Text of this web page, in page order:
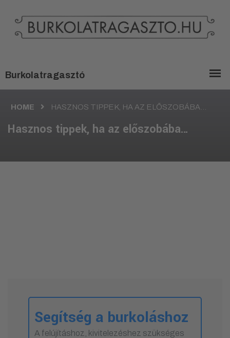
HOME HASZNOS TIPPEK, HA AZ ELŐSZOBÁBA…
Hasznos tippek, ha az előszobába…
Segítség a burkoláshoz
A felújításhoz, kivitelezéshez szükséges